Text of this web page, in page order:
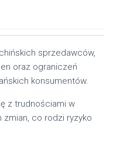
sprzedawców,
oraz ograniczeń
konsumentów.
z trudnościami w
zmian, co rodzi ryzyko